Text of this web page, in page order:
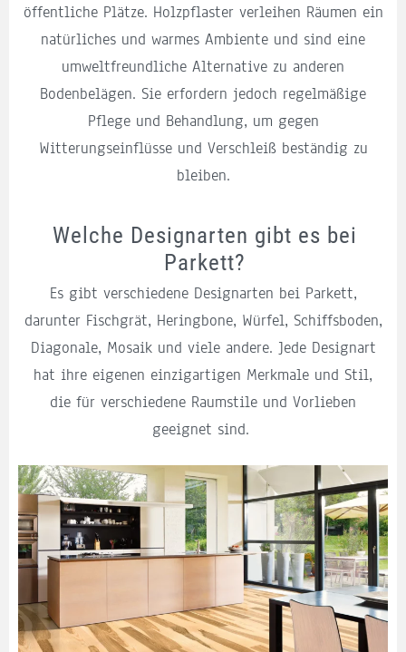
öffentliche Plätze. Holzpflaster verleihen Räumen ein
natürliches und warmes Ambiente und sind eine
umweltfreundliche Alternative zu anderen
Bodenbelägen. Sie erfordern jedoch regelmäßige
Pflege und Behandlung, um gegen
Witterungseinflüsse und Verschleiß beständig zu
bleiben.
Welche Designarten gibt es bei
Parkett?
Es gibt verschiedene Designarten bei Parkett,
darunter Fischgrät, Heringbone, Würfel, Schiffsboden,
Diagonale, Mosaik und viele andere. Jede Designart
hat ihre eigenen einzigartigen Merkmale und Stil,
die für verschiedene Raumstile und Vorlieben
geeignet sind.